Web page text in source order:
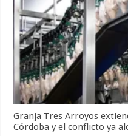
Granja Tres Arroyos
Córdoba y el conflicto ya